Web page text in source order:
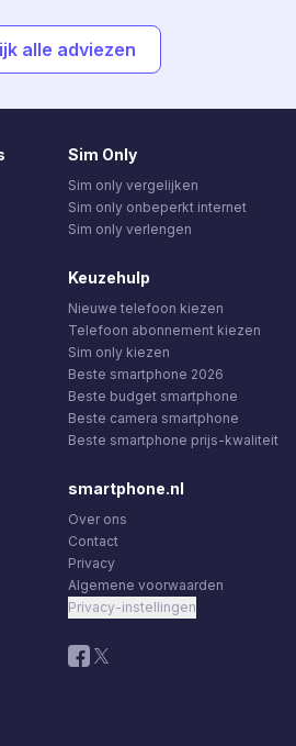
alle adviezen
Sim Only
Sim only vergelijken
Sim only onbeperkt internet
Sim only verlengen
Keuzehulp
Nieuwe telefoon kiezen
Telefoon abonnement kiezen
Sim only kiezen
Beste smartphone 2026
Beste budget smartphone
Beste camera smartphone
Beste smartphone prijs-kwaliteit
smartphone.nl
Over ons
Contact
Privacy
Algemene voorwaarden
Privacy-instellingen